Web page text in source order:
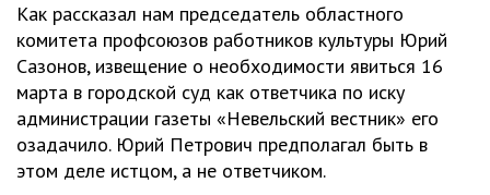
Как рассказал нам председатель областного
комитета профсоюзов работников культуры Юрий
Сазонов, извещение о необходимости явиться 16
марта в городской суд как ответчика по иску
администрации газеты «Невельский вестник» его
озадачило. Юрий Петрович предполагал быть в
этом деле истцом, а не ответчиком.